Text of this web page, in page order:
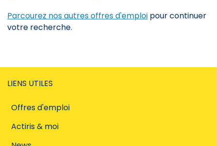
Parcourez nos autres offres d'emploi pour continuer
votre recherche.
LIENS UTILES
Offres d'emploi
Actiris & moi